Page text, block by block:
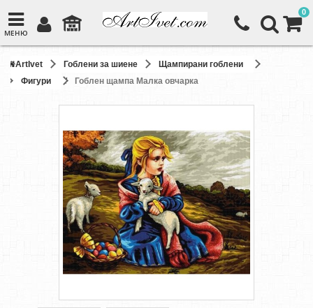
МЕНЮ
0
ArtIvet Гоблени за шиене
Щампирани гоблени
Фигури
Гоблен щампа Малка овчарка